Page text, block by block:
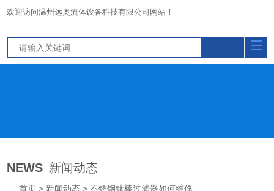
欢迎访问温州远奥流体设备科技有限公司网站！
NEWS 新闻动态
首页 > 新闻动态 > 不锈钢钛棒过滤器如何维修